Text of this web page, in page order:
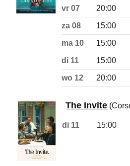
vr 07 20:00
za 08 15:00
ma 10 15:00
di 11 15:00
wo 12 20:00
The Invite
di 11 15:00